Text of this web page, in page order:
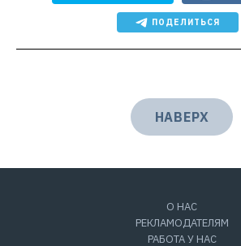
ПОДЕЛИТЬСЯ
НАВЕРХ
О НАС
РЕКЛАМОДАТЕЛЯМ
РАБОТА У НАС